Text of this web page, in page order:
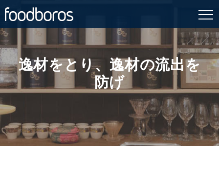
Skip
to
content
逸材をとり、逸材の流出を
防げ